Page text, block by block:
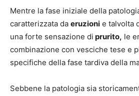
Mentre la fase iniziale della
caratterizzata da eruzioni e talvolta
una forte sensazione di prurito, le
combinazione con vesciche tese e
specifiche della fase tardiva della
Sebbene la patologia sia